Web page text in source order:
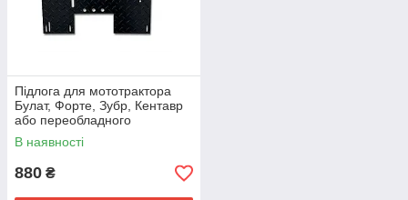
Підлога для мототрактора
Булат, Форте, Зубр, Кентавр
або переобладного
мотоблока (під КПП на 5
болтів), полік
В наявності
880 ₴